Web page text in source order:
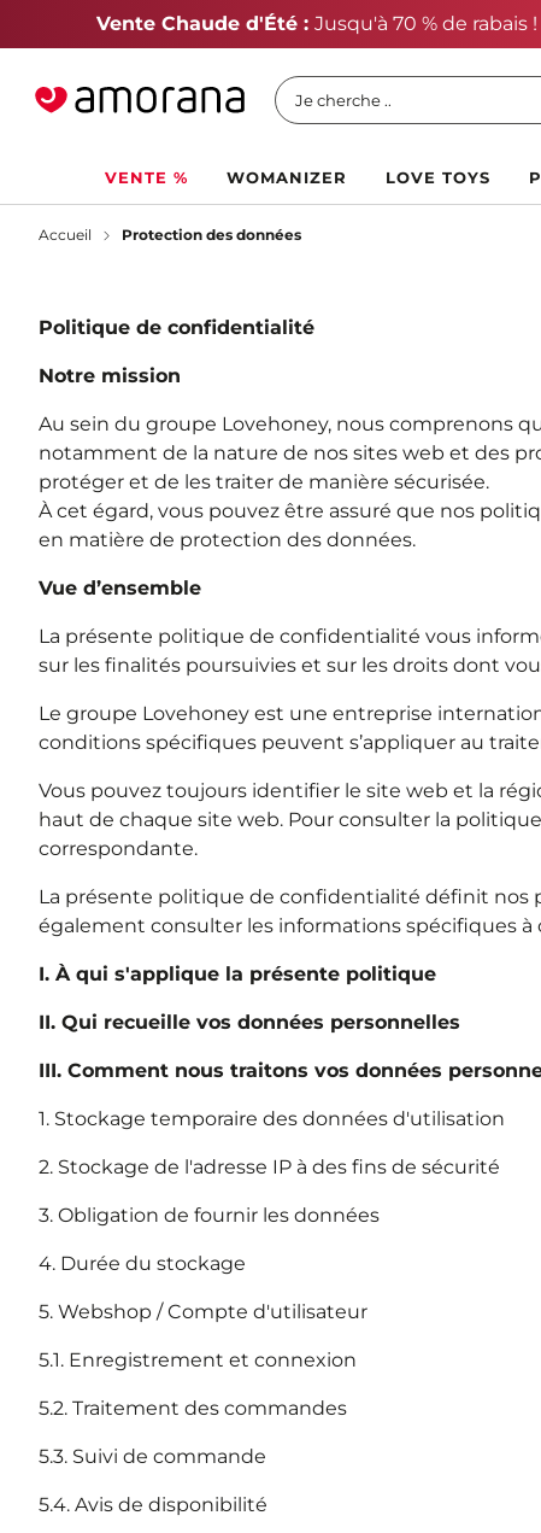
Je cherche ..
VENTE % WOMANIZER LOVE TOYS
Accueil Protection des données
Politique de confidentialité
Notre mission
Au sein du groupe Lovehoney, nous comprenons
notamment de la nature de nos sites web et des
protéger et de les traiter de manière sécurisée.
À cet égard, vous pouvez être assuré que nos
en matière de protection des données.
Vue d’ensemble
La présente politique de confidentialité vous
sur les finalités poursuivies et sur les droits dont
Le groupe Lovehoney est une entreprise
conditions spécifiques peuvent s’appliquer au
Vous pouvez toujours identifier le site web et la
haut de chaque site web. Pour consulter la
correspondante.
La présente politique de confidentialité définit nos
également consulter les informations spécifiques
I. À qui s'applique la présente politique
II. Qui recueille vos données personnelles
III. Comment nous traitons vos données
1. Stockage temporaire des données d'utilisation
2. Stockage de l'adresse IP à des fins de sécurité
3. Obligation de fournir les données
4. Durée du stockage
5. Webshop / Compte d'utilisateur
5.1. Enregistrement et connexion
5.2. Traitement des commandes
5.3. Suivi de commande
5.4. Avis de disponibilité